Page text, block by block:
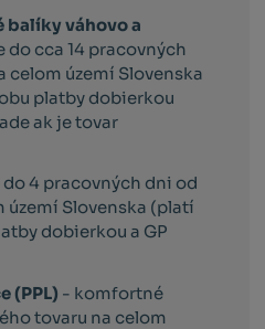
balíky váhovo a
do cca 14 pracovných
celom území Slovenska
platby dobierkou
ak je tovar
4 pracovných dni od
území Slovenska (platí
dobierkou a GP
(PPL) - komfortné
tovaru na celom